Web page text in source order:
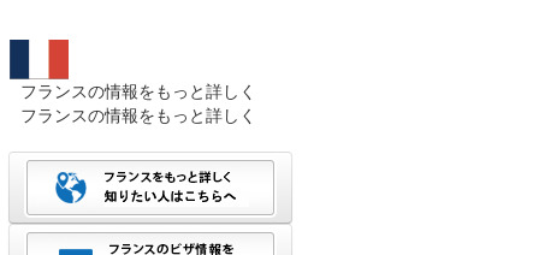
フランスの情報をもっと詳しく
フランスの情報をもっと詳しく